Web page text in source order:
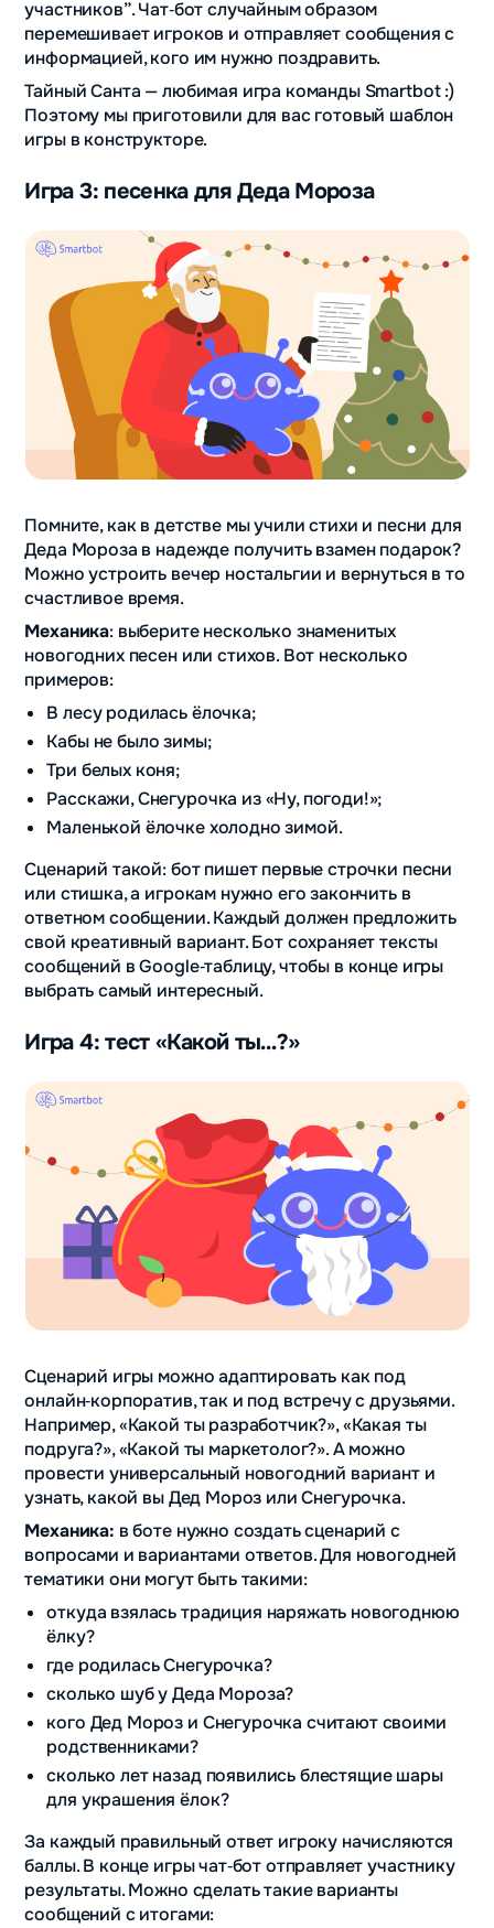
участников”. Чат‑бот случайным образом
перемешивает игроков и отправляет сообщения с
информацией, кого им нужно поздравить.
Тайный Санта — любимая игра команды Smartbot :)
Поэтому мы приготовили для вас готовый шаблон
игры в конструкторе.
Игра 3: песенка для Деда Мороза
Помните, как в детстве мы учили стихи и песни для
Деда Мороза в надежде получить взамен подарок?
Можно устроить вечер ностальгии и вернуться в то
счастливое время.
Механика: выберите несколько знаменитых
новогодних песен или стихов. Вот несколько
примеров:
В лесу родилась ёлочка;
Кабы не было зимы;
Три белых коня;
Расскажи, Снегурочка из «Ну, погоди!»;
Маленькой ёлочке холодно зимой.
Сценарий такой: бот пишет первые строчки песни
или стишка, а игрокам нужно его закончить в
ответном сообщении. Каждый должен предложить
свой креативный вариант. Бот сохраняет тексты
сообщений в Google‑таблицу, чтобы в конце игры
выбрать самый интересный.
Игра 4: тест «Какой ты…?»
Сценарий игры можно адаптировать как под
онлайн‑корпоратив, так и под встречу с друзьями.
Например, «Какой ты разработчик?», «Какая ты
подруга?», «Какой ты маркетолог?». А можно
провести универсальный новогодний вариант и
узнать, какой вы Дед Мороз или Снегурочка.
Механика: в боте нужно создать сценарий с
вопросами и вариантами ответов. Для новогодней
тематики они могут быть такими:
откуда взялась традиция наряжать новогоднюю
ёлку?
где родилась Снегурочка?
сколько шуб у Деда Мороза?
кого Дед Мороз и Снегурочка считают своими
родственниками?
сколько лет назад появились блестящие шары
для украшения ёлок?
За каждый правильный ответ игроку начисляются
баллы. В конце игры чат‑бот отправляет участнику
результаты. Можно сделать такие варианты
сообщений с итогами: